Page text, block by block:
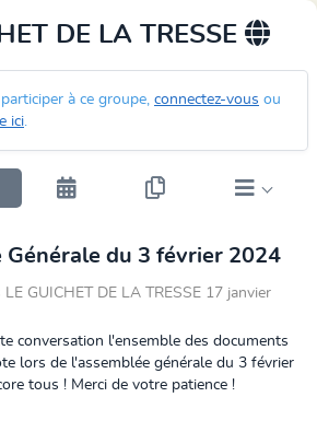
DE LA TRESSE
à ce groupe, connectez-vous ou
ici.
Générale du 3 février 2024
LE GUICHET DE LA TRESSE 17 janvier
conversation l'ensemble des documents
lors de l'assemblée générale du 3 février
tous ! Merci de votre patience !